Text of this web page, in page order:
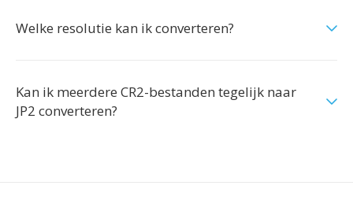
Welke resolutie kan ik converteren?
Kan ik meerdere CR2-bestanden tegelijk naar
JP2 converteren?